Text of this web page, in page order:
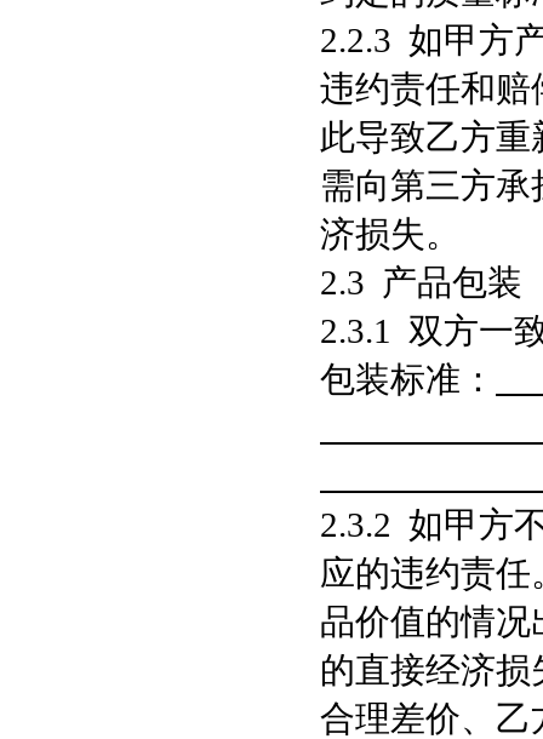
2.2.3 如甲方
违约责任和赔
此导致乙方
需向第三方
济损失。
2.3 产品包装
2.3.1 双方一
包装标准：
2.3.2 如甲方
应的违约责
品价值的情
的直接经济
合理差价、乙